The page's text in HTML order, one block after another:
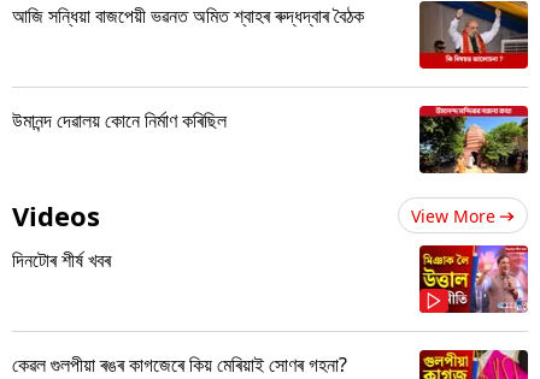
আজি সন্ধিয়া বাজপেয়ী ভৱনত অমিত শ্বাহৰ ৰুদ্ধদ্বাৰ বৈঠক
উমানন্দ দেৱালয় কোনে নিৰ্মাণ কৰিছিল
Videos View More
দিনটোৰ শীৰ্ষ খবৰ
কেৱল গুলপীয়া ৰঙৰ কাগজেৰে কিয় মেৰিয়াই সোণৰ গহনা?